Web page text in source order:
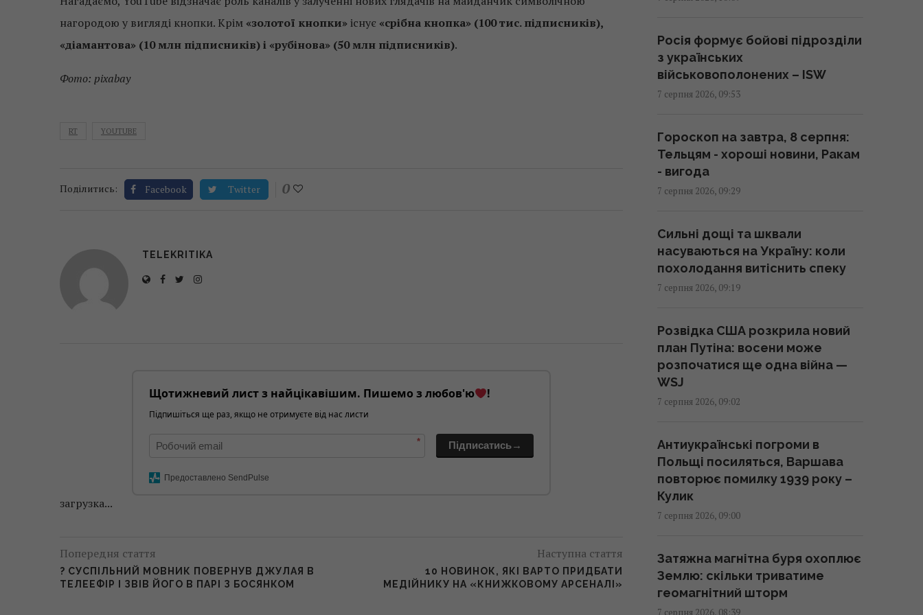
нагородою у вигляді кнопки. Крім «золотої кнопки»існує «срібна кнопка» (100 тис. підписників),
«діамантова» (10 млн підписників) і «рубінова» (50 млн підписників).
Фото: pixabay
RT YOUTUBE
Поділитись: Facebook Twitter 0
TELEKRITIKA
Щотижневий лист з найцікавішим. Пишемо з любов'ю !
Підпишіться ще раз, якщо не отримуєте від нас листи
* Підписатись→
Предоставлено SendPulse
загрузка...
Попередня стаття
? СУСПІЛЬНИЙ МОВНИК ПОВЕРНУВ ДЖУЛАЯ В
ТЕЛЕЕФІР І ЗВІВ ЙОГО В ПАРІ З БОСЯНКОМ
Наступна стаття
10 НОВИНОК, ЯКІ ВАРТО ПРИДБАТИ
МЕДІЙНИКУ НА «КНИЖКОВОМУ АРСЕНАЛІ»
Чому люди постійно відчувають
сором: названо 7 проблем з
дитинства
Куди поїхати замість Венеції чи
Балі: названо 10 мальовничих
місць без натовпів туристів
Генсек ООН засудив масовані
удари по Україні, але назвав
ескалацією атаки в тил Росії
Вікно часу: вчені зробили
прорив у лікування
найагресивнішого раку мозку
09:30 п'ятниця, 07 серпня 2026
Пенсія без стажу: скільки
отримає пенсіонер, який ніколи
не працював
09:30 п'ятниця, 07 серпня 2026
здійснять усі свої мрії, але за
однієї умови
09:25 п'ятниця, 07 серпня 2026
Росія формує бойові підрозділи
з українських
військовополонених – ISW
7 серпня 2026, 09:53
Гороскоп на завтра, 8 серпня:
Тельцям - хороші новини, Ракам
- вигода
7 серпня 2026, 09:29
Сильні дощі та шквали
насуваються на Україну: коли
похолодання витіснить спеку
7 серпня 2026, 09:19
Розвідка США розкрила новий
план Путіна: восени може
розпочатися ще одна війна —
WSJ
7 серпня 2026, 09:02
Антиукраїнські погроми в
Польщі посиляться, Варшава
повторює помилку 1939 року –
Кулик
7 серпня 2026, 09:00
Затяжна магнітна буря охоплює
Землю: скільки триватиме
геомагнітний шторм
7 серпня 2026, 08:39